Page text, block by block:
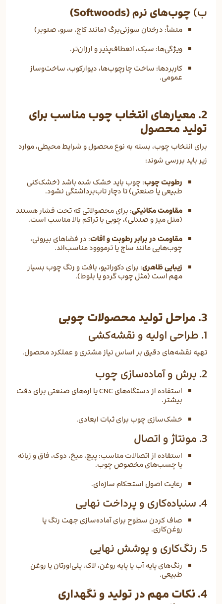
ب)چوب‌های نرم (Softwoods)
منشأ: درختان سوزنی‌برگ (مانند کاج، سرو، صنوبر)
ویژگی‌ها: سبک، انعطاف‌پذیر و ارزان‌تر.
کاربردها: ساخت چارچوب‌ها، دیوارکوب، ساخت‌وساز
عمومی.
2. معیارهای انتخاب چوب مناسب برای
تولید محصول
برای انتخاب چوب، بسته به نوع محصول و شرایط محیطی، موارد
زیر باید بررسی شوند:
رطوبت چوب: چوب باید خشک شده باشد (خشک‌کنی
طبیعی یا صنعتی) تا دچار تاب‌برداشتگی نشود.
مقاومت مکانیکی: برای محصولاتی که تحت فشار هستند
(مثل میز و صندلی)، چوبی با تراکم بالا مناسب است.
مقاومت در برابر رطوبت و آفات: در فضاهای بیرونی،
چوب‌هایی مانند ساج یا ترمووود مناسب‌اند.
زیبایی ظاهری: برای دکوراتیو، بافت و رنگ چوب بسیار
مهم است (مثل چوب گردو یا بلوط).
3. مراحل تولید محصولات چوبی
1. طراحی اولیه و نقشه‌کشی
تهیه نقشه‌های دقیق بر اساس نیاز مشتری و عملکرد محصول.
2. برش و آماده‌سازی چوب
استفاده از دستگاه‌های CNC یا اره‌های صنعتی برای دقت
بیشتر.
خشک‌سازی چوب برای ثبات ابعادی.
3. مونتاژ و اتصال
استفاده از اتصالات مناسب: پیچ، میخ، دوک، فاق و زبانه
یا چسب‌های مخصوص چوب.
رعایت اصول استحکام سازه‌ای.
4. سنباده‌کاری و پرداخت نهایی
صاف کردن سطوح برای آماده‌سازی جهت رنگ یا
روغن‌کاری.
5. رنگ‌کاری و پوشش نهایی
رنگ‌های پایه آب یا پایه روغن، لاک، پلی‌اورتان یا روغن
طبیعی.
4. نکات مهم در تولید و نگهداری